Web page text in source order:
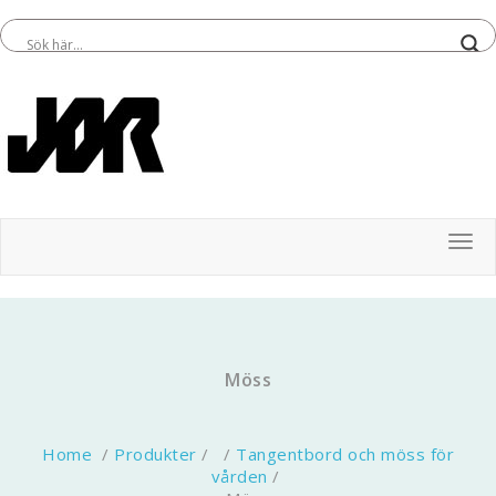
Möss
Home / Produkter / / Tangentbord och möss för
vården /